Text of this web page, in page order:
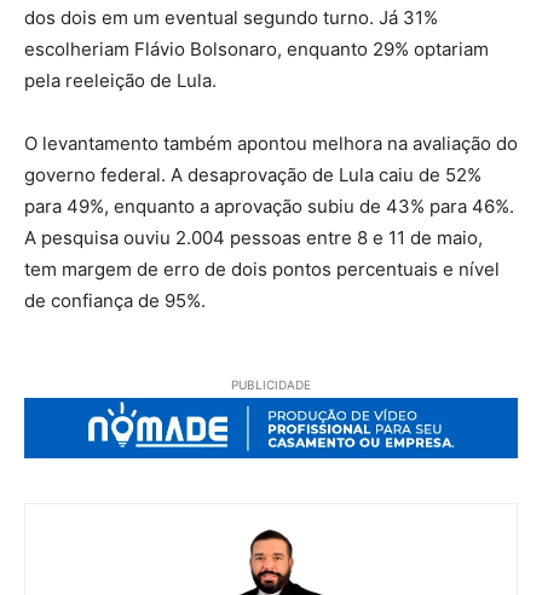
dos dois em um eventual segundo turno. Já 31%
escolheriam Flávio Bolsonaro, enquanto 29% optariam
pela reeleição de Lula.
O levantamento também apontou melhora na avaliação do
governo federal. A desaprovação de Lula caiu de 52%
para 49%, enquanto a aprovação subiu de 43% para 46%.
A pesquisa ouviu 2.004 pessoas entre 8 e 11 de maio,
tem margem de erro de dois pontos percentuais e nível
de confiança de 95%.
PUBLICIDADE